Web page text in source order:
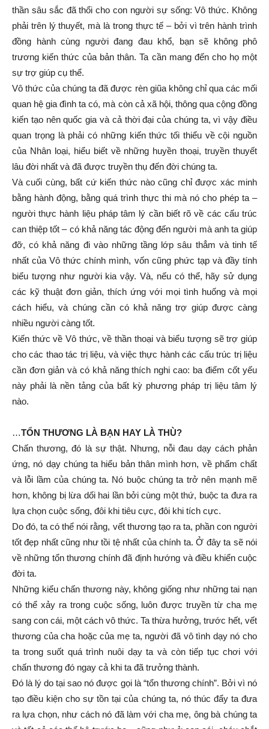
thần sâu sắc đã thổi cho con người sự sống: Vô thức. Không
phải trên lý thuyết, mà là trong thực tế – bởi vì trên hành trình
đồng hành cùng người đang đau khổ, bạn sẽ không phô
trương kiến thức của bản thân. Ta cần mang đến cho họ một
sự trợ giúp cụ thể.
Vô thức của chúng ta đã được rèn giũa không chỉ qua các mối
quan hệ gia đình ta có, mà còn cả xã hội, thông qua cộng đồng
kiến tạo nên quốc gia và cả thời đại của chúng ta, vì vậy điều
quan trọng là phải có những kiến thức tối thiểu về cội nguồn
của Nhân loại, hiểu biết về những huyền thoại, truyền thuyết
lâu đời nhất và đã được truyền thụ đến đời chúng ta.
Và cuối cùng, bất cứ kiến thức nào cũng chỉ được xác minh
bằng hành động, bằng quá trình thực thi mà nó cho phép ta –
người thực hành liệu pháp tâm lý cần biết rõ về các cấu trúc
can thiệp tốt – có khả năng tác động đến người mà anh ta giúp
đỡ, có khả năng đi vào những tầng lớp sâu thẳm và tinh tế
nhất của Vô thức chính mình, vốn cũng phức tạp và đầy tính
biểu tượng như người kia vậy. Và, nếu có thể, hãy sử dụng
các kỹ thuật đơn giản, thích ứng với mọi tình huống và mọi
cách hiểu, và chúng cần có khả năng trợ giúp được càng
nhiều người càng tốt.
Kiến thức về Vô thức, về thần thoại và biểu tượng sẽ trợ giúp
cho các thao tác trị liệu, và việc thực hành các cấu trúc trị liệu
cần đơn giản và có khả năng thích nghi cao: ba điểm cốt yếu
này phải là nền tảng của bất kỳ phương pháp trị liệu tâm lý
nào.
…TỔN THUONG LÀ BẠN HAY LÀ THÙ?
Chấn thương, đó là sự thật. Nhưng, nỗi đau dạy cách phản
ứng, nó dạy chúng ta hiểu bản thân mình hơn, về phẩm chất
và lỗi lầm của chúng ta. Nó buộc chúng ta trở nên mạnh mẽ
hơn, không bị lừa dối hai lần bởi cùng một thứ, buộc ta đưa ra
lựa chọn cuộc sống, đôi khi tiêu cực, đôi khi tích cực.
Do đó, ta có thể nói rằng, vết thương tạo ra ta, phần con người
tốt đẹp nhất cũng như tồi tệ nhất của chính ta. Ở đây ta sẽ nói
về những tổn thương chính đã định hướng và điều khiển cuộc
đời ta.
Những kiểu chấn thương này, không giống như những tai nạn
có thể xảy ra trong cuộc sống, luôn được truyền từ cha mẹ
sang con cái, một cách vô thức. Ta thừa hưởng, trước hết, vết
thương của cha hoặc của mẹ ta, người đã vô tình dạy nó cho
ta trong suốt quá trình nuôi dạy ta và còn tiếp tục chơi với
chấn thương đó ngay cả khi ta đã trưởng thành.
Đó là lý do tại sao nó được gọi là “tổn thương chính”. Bởi vì nó
tạo điều kiện cho sự tồn tại của chúng ta, nó thúc đẩy ta đưa
ra lựa chọn, như cách nó đã làm với cha mẹ, ông bà chúng ta